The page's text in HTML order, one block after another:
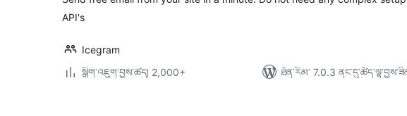
API's
Icegram
སྒྲིག་འཇུག་བྱས་ཚད། 2,000+
ཐོན་རིམ་ 7.0.3